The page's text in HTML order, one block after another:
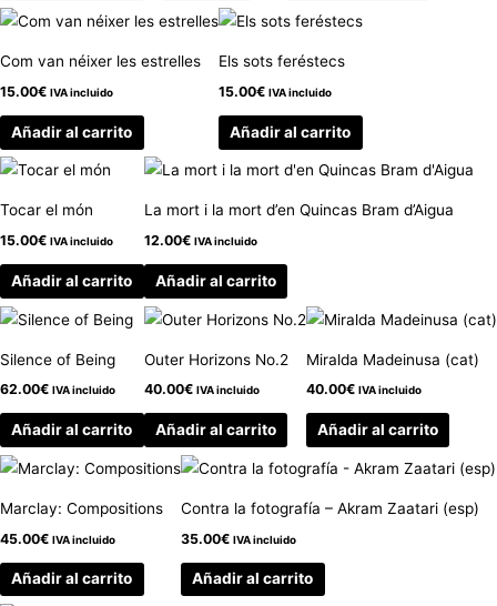
Com van néixer les estrelles
15.00€ IVA incluido
Añadir al carrito
Els sots feréstecs
15.00€ IVA incluido
Añadir al carrito
Tocar el món
15.00€ IVA incluido
Añadir al carrito
La mort i la mort d’en Quincas Bram d’Aigua
12.00€ IVA incluido
Añadir al carrito
Silence of Being
62.00€ IVA incluido
Añadir al carrito
Outer Horizons No.2
40.00€ IVA incluido
Añadir al carrito
Miralda Madeinusa (cat)
40.00€ IVA incluido
Añadir al carrito
Marclay: Compositions
45.00€ IVA incluido
Añadir al carrito
Contra la fotografía – Akram Zaatari (esp)
35.00€ IVA incluido
Añadir al carrito